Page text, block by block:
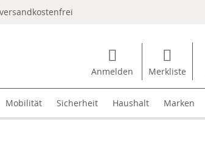
Anmelden Merkliste
Mobilität Sicherheit Haushalt Marken